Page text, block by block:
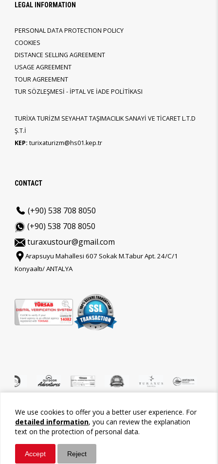
We use cookies to offer you a better user experience. For
detailed information, you can review the explanation
text on the protection of personal data.
Accept Reject
LEGAL INFORMATION
PERSONAL DATA PROTECTION POLICY
COOKIES
DISTANCE SELLING AGREEMENT
USAGE AGREEMENT
TOUR AGREEMENT
TUR SÖZLEŞMESİ - İPTAL VE İADE POLİTİKASI
TURİXA TURİZM SEYAHAT TAŞIMACILIK SANAYİ VE TİCARET L.T.D
Ş.T.İ
KEP: turixaturizm@hs01.kep.tr
CONTACT
(+90) 538 708 8050
(+90) 538 708 8050
turaxustour@gmail.com
Arapsuyu Mahallesi 607 Sokak M.Tabur Apt. 24/C/1
Konyaaltı/ ANTALYA
©2026 Tour-Trips